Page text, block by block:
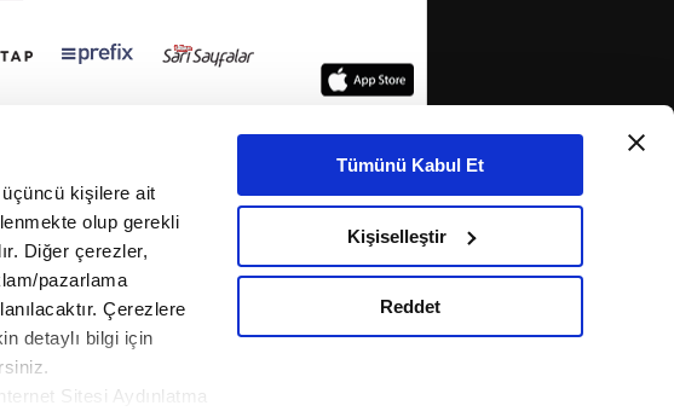
kişilere ait
olup gerekli
Diğer çerezler,
pazarlama
Çerezlere
detaylı bilgi için
Sitesi Aydınlatma
Tümünü Kabul Et
Kişiselleştir
Reddet